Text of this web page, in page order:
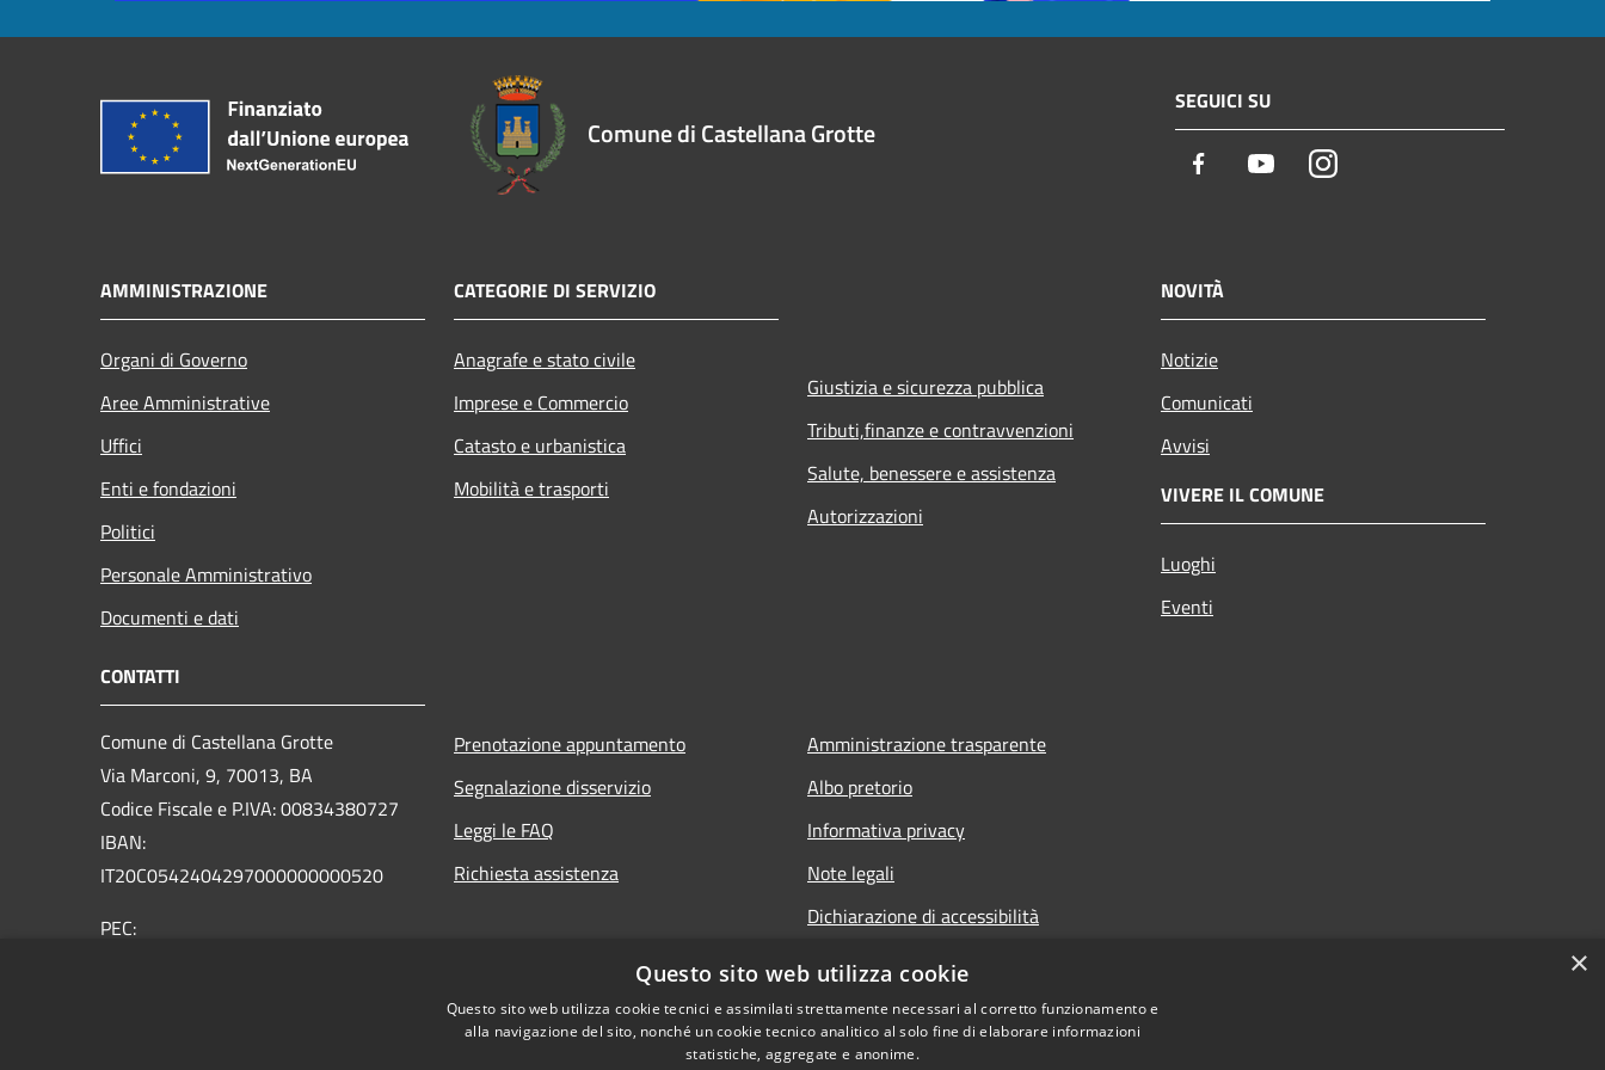
Comune di Castellana Grotte
SEGUICI SU
Facebook YoutubeInstagram
AMMINISTRAZIONE
Organi di Governo
Aree Amministrative
Uffici
Enti e fondazioni
Politici
Personale Amministrativo
Documenti e dati
CATEGORIE DI SERVIZIO
Anagrafe e stato civile
Imprese e Commercio
Catasto e urbanistica
Mobilità e trasporti
Giustizia e sicurezza pubblica
Tributi,finanze e contravvenzioni
Salute, benessere e assistenza
Autorizzazioni
NOVITÀ
Notizie
Comunicati
Avvisi
VIVERE IL COMUNE
Luoghi
Eventi
CONTATTI
Comune di Castellana Grotte
Via Marconi, 9, 70013, BA
Codice Fiscale e P.IVA: 00834380727
IBAN:
IT20C0542404297000000000520
PEC:
Prenotazione appuntamento
Segnalazione disservizio
Leggi le FAQ
Richiesta assistenza
Amministrazione trasparente
Albo pretorio
Informativa privacy
Note legali
Dichiarazione di accessibilità
×
Questo sito web utilizza cookie
Questo sito web utilizza cookie tecnici e assimilati strettamente necessari al corretto funzionamento e
alla navigazione del sito, nonché un cookie tecnico analitico al solo fine di elaborare informazioni
statistiche, aggregate e anonime.